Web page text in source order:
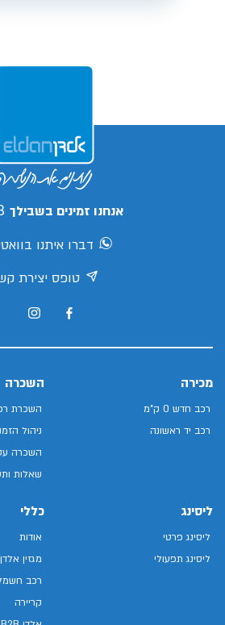
אנחנו זמינים בשבילך
דברו איתנו
טופס יצירת
מכירה
רכב חדש 0 ק"מ
רכב יד ראשונה
השכרה
השכרת
ניהול
השכרה
שאלות
ליסינג
ליסינג פרטי
ליסינג תפעולי
כללי
אודות
מגזין אלדן
רכב
קריירה